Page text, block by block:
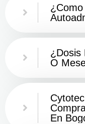
¿Dosis
O
En